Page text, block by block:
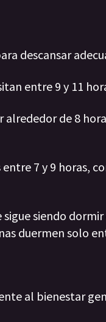
descansar
entre 9 y 11
alrededor de 8
7 y 9 horas,
siendo
duermen solo
al bienestar